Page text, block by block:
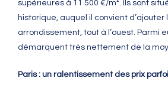
supérieures à 11 500 €/m². Ils sont
historique, auquel il convient d’ajouter
arrondissement, tout à l’ouest. Parmi
démarquent très nettement de la
Paris : un ralentissement des prix